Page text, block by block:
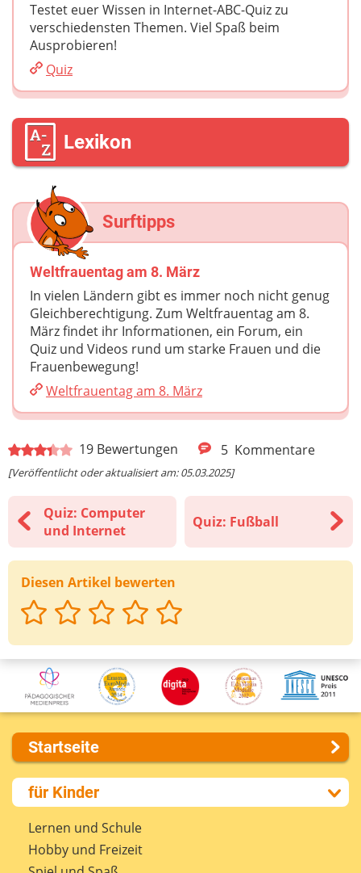
19 Bewertungen 5 Kommentare
[Veröffentlicht oder aktualisiert am: 05.03.2025]
Quiz: Computer
und Internet
Quiz: Fußball
Diesen Artikel bewerten
Testet euer Wissen in Internet-ABC-Quiz zu
verschiedensten Themen. Viel Spaß beim
Ausprobieren!
Quiz
Lexikon
Surftipps
Weltfrauentag am 8. März
In vielen Ländern gibt es immer noch nicht genug
Gleichberechtigung. Zum Weltfrauentag am 8.
März findet ihr Informationen, ein Forum, ein
Quiz und Videos rund um starke Frauen und die
Frauenbewegung!
Weltfrauentag am 8. März
Startseite
Über uns
Presse
Kontakt
Impressum
für Kinder
Lernen und Schule
Hobby und Freizeit